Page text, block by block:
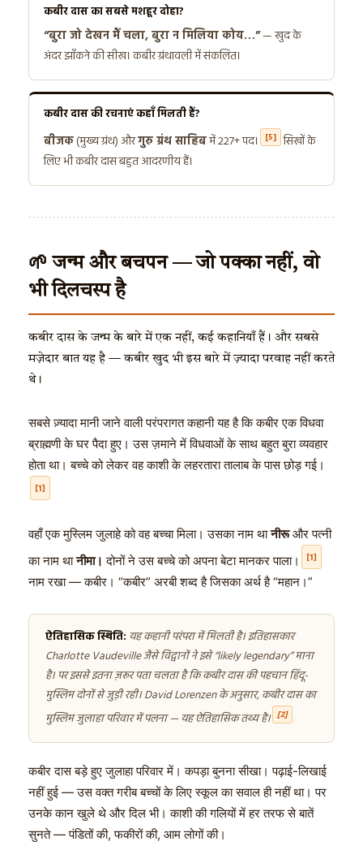
कबीर दास का सबसे मशहूर दोहा?
“बुरा जो देखन मैं चला, बुरा न मिलिया कोय…”— खुद के
अंदर झाँकने की सीख। कबीर ग्रंथावली में संकलित।
कबीर दास की रचनाएं कहाँ मिलती हैं?
बीजक(मुख्य ग्रंथ) औरगुरु ग्रंथ साहिबमें 227+ पद। [5] सिखों के
लिए भी कबीर दास बहुत आदरणीय हैं।
🌱 जन्म और बचपन — जो पक्का नहीं, वो
भी दिलचस्प है
कबीर दास के जन्म के बारे में एक नहीं, कई कहानियाँ हैं। और सबसे
मज़ेदार बात यह है — कबीर खुद भी इस बारे में ज़्यादा परवाह नहीं करते
थे।
सबसे ज़्यादा मानी जाने वाली परंपरागत कहानी यह है कि कबीर एक विधवा
ब्राह्मणी के घर पैदा हुए। उस ज़माने में विधवाओं के साथ बहुत बुरा व्यवहार
होता था। बच्चे को लेकर वह काशी के लहरतारा तालाब के पास छोड़ गई।
[1]
वहाँ एक मुस्लिम जुलाहे को वह बच्चा मिला। उसका नाम थानीरूऔर पत्नी
का नाम थानीमा। दोनों ने उस बच्चे को अपना बेटा मानकर पाला। [1]
नाम रखा — कबीर। “कबीर” अरबी शब्द है जिसका अर्थ है “महान।”
ऐतिहासिक स्थिति: यह कहानी परंपरा में मिलती है। इतिहासकार
Charlotte Vaudeville जैसे विद्वानों ने इसे “likely legendary” माना
है। पर इससे इतना ज़रूर पता चलता है कि कबीर दास की पहचान हिंदू-
मुस्लिम दोनों से जुड़ी रही। David Lorenzen के अनुसार, कबीर दास का
मुस्लिम जुलाहा परिवार में पलना — यह ऐतिहासिक तथ्य है। [2]
कबीर दास बड़े हुए जुलाहा परिवार में। कपड़ा बुनना सीखा। पढ़ाई-लिखाई
नहीं हुई — उस वक्त गरीब बच्चों के लिए स्कूल का सवाल ही नहीं था। पर
उनके कान खुले थे और दिल भी। काशी की गलियों में हर तरफ से बातें
सुनते — पंडितों की, फकीरों की, आम लोगों की।